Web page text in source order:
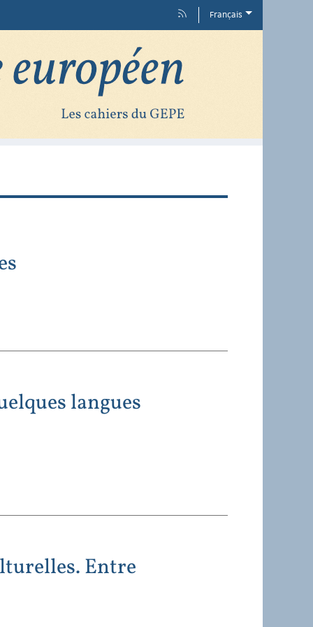
Français
langues
Entre